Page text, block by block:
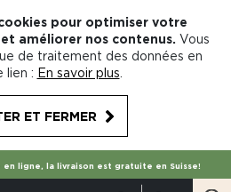
pour optimiser votre
améliorer nos contenus. Vous
de traitement des données en
lien : En savoir plus
ET FERMER
ligne, la livraison est gratuite en Suisse!